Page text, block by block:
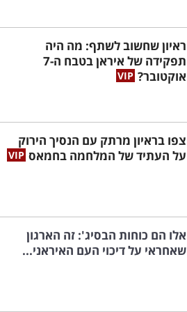
ראיון שחשוב לשתף: מה היה
תפקידה של איראן בטבח ה-7
אוקטובר?
צפו בראיון מרתק עם הנסיך הירוק
על העתיד של המלחמה בחמאס
אלו הם כוחות הבסיג': זה הארגון
שאחראי על דיכוי העם האיראני...